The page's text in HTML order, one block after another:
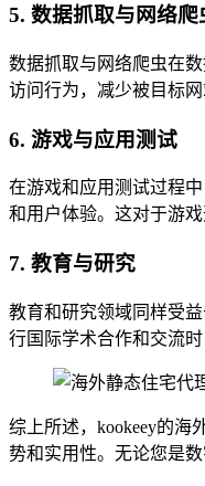
5. 数据抓取与网络爬
数据抓取与网络爬虫在
访问行为，减少被目标
6. 游戏与应用测试
在游戏和应用测试过程
和用户体验。这对于游
7. 教育与研究
教育和研究领域同样受
行国际学术合作和交流
综上所述，kookeey的海
势和实用性。无论您是